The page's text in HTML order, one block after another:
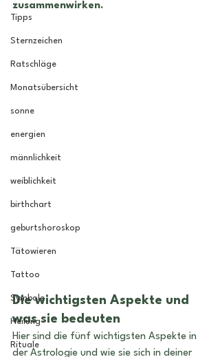
Tipps
Sternzeichen
Ratschläge
Monatsübersicht
sonne
energien
männlichkeit
weiblichkeit
birthchart
geburtshoroskop
Tätowieren
Tattoo
Symbole
Heilung
Rituale
zusammenwirken.
Die wichtigsten Aspekte und
was sie bedeuten
Hier sind die fünf wichtigsten Aspekte in
der Astrologie und wie sie sich in deiner